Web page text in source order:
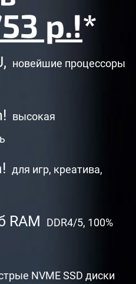
р.!*
новейшие процессоры
высокая
для игр, креатива,
RAM
DDR4/5, 100%
NVME SSD диски